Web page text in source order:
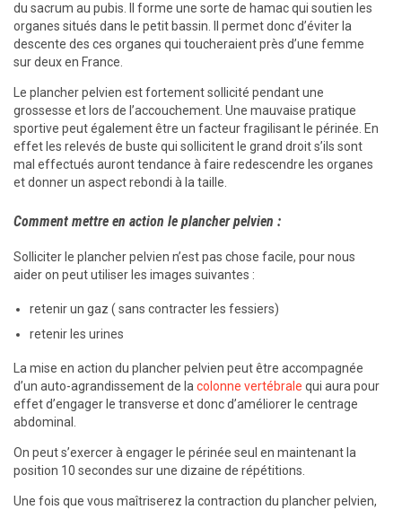
du sacrum au pubis. Il forme une sorte de hamac qui soutien les
organes situés dans le petit bassin. Il permet donc d’éviter la
descente des ces organes qui toucheraient près d’une femme
sur deux en France.
Le plancher pelvien est fortement sollicité pendant une
grossesse et lors de l’accouchement. Une mauvaise pratique
sportive peut également être un facteur fragilisant le périnée. En
effet les relevés de buste qui sollicitent le grand droit s’ils sont
mal effectués auront tendance à faire redescendre les organes
et donner un aspect rebondi à la taille.
Comment mettre en action le plancher pelvien :
Solliciter le plancher pelvien n’est pas chose facile, pour nous
aider on peut utiliser les images suivantes :
retenir un gaz ( sans contracter les fessiers)
retenir les urines
La mise en action du plancher pelvien peut être accompagnée
d’un auto-agrandissement de lacolonne vertébrale qui aura pour
effet d’engager le transverse et donc d’améliorer le centrage
abdominal.
On peut s’exercer à engager le périnée seul en maintenant la
position 10 secondes sur une dizaine de répétitions.
Une fois que vous maîtriserez la contraction du plancher pelvien,